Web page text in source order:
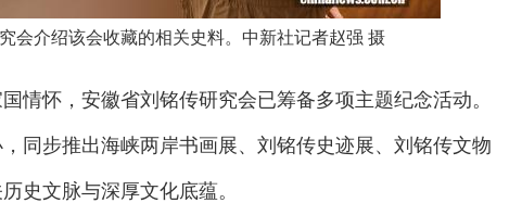
会介绍该会收藏的相关史料。中新社记者赵强 摄
怀，安徽省刘铭传研究会已筹备多项主题纪念活动。
同步推出海峡两岸书画展、刘铭传史迹展、刘铭传文物
史文脉与深厚文化底蕴。